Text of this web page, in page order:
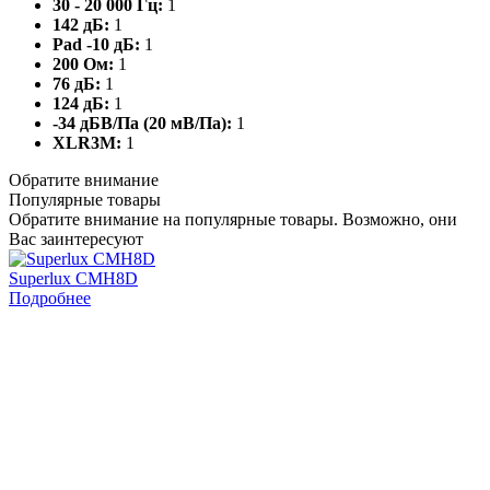
30 - 20 000 Гц: 1
142 дБ: 1
Pad -10 дБ: 1
200 Ом: 1
76 дБ: 1
124 дБ: 1
-34 дБВ/Па (20 мВ/Па): 1
XLR3M: 1
Обратите внимание
Популярные товары
Обратите внимание на популярные товары. Возможно, они
Вас заинтересуют
Superlux CMH8D
Подробнее